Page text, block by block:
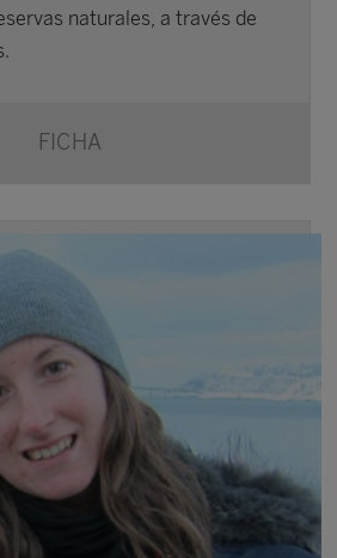
naturales, a través de
FICHA